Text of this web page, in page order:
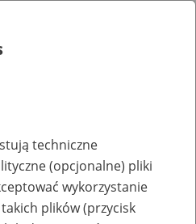
techniczne
(opcjonalne) pliki
wykorzystanie
plików (przycisk